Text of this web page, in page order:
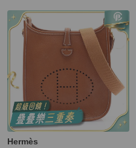
Hermès